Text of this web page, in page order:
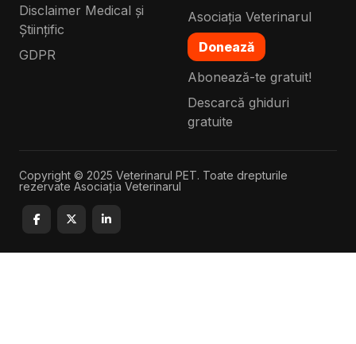
Disclaimer Medical și
Științific
GDPR
Asociația Veterinarul
Donează
Abonează-te gratuit!
Descarcă ghiduri
gratuite
Copyright © 2025 Veterinarul PET. Toate drepturile
rezervate Asociația Veterinarul